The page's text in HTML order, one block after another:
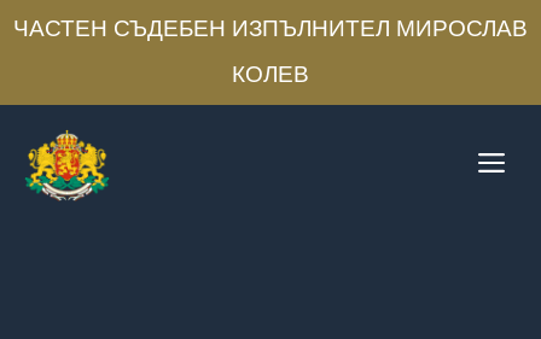
ЧАСТЕН СЪДЕБЕН ИЗПЪЛНИТЕЛ МИРОСЛАВ
КОЛЕВ
content